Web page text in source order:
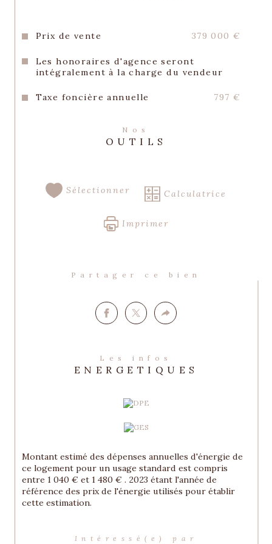
LES HONORAIRES D'AGENCES SONT A LA
CHARGE DU CLIENT VENDEUR, inclus
Prix de vente 379 000 €
Les honoraires d'agence seront
intégralement à la charge du vendeur
Taxe foncière annuelle 797 €
Nos
OUTILS
Sélectionner Calculatrice
Imprimer
Partager ce bien
Les infos
ENERGETIQUES
Montant estimé des dépenses annuelles d'énergie de
ce logement pour un usage standard est compris
entre 1 040 € et 1 480 € . 2023 étant l'année de
référence des prix de l'énergie utilisés pour établir
cette estimation.
Intéressé(e) par